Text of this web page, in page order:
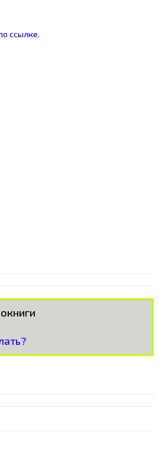
ссылке.